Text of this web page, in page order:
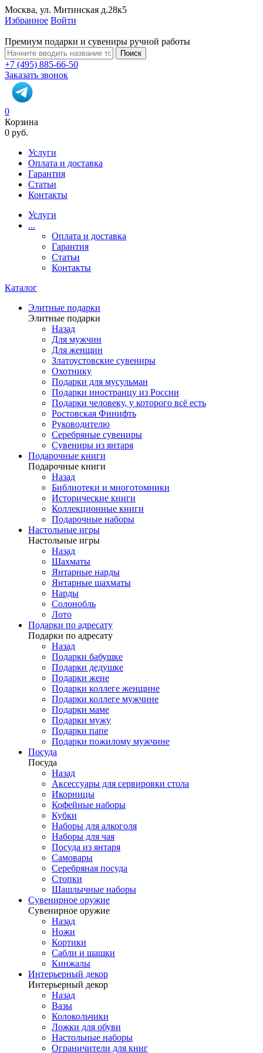
Москва, ул. Митинская д.28к5
Избранное Войти
Премиум подарки и сувениры ручной работы
Поиск
+7 (495) 885-66-50
Заказать звонок
0
Корзина
0 руб.
Услуги
Оплата и доставка
Гарантия
Статьи
Контакты
Услуги
...
Оплата и доставка
Гарантия
Статьи
Контакты
Каталог
Элитные подарки
Элитные подарки
Назад
Для мужчин
Для женщин
Златоустовские сувениры
Охотнику
Подарки для мусульман
Подарки иностранцу из России
Подарки человеку, у которого всё есть
Ростовская Финифть
Руководителю
Серебряные сувениры
Сувениры из янтаря
Подарочные книги
Подарочные книги
Назад
Библиотеки и многотомники
Исторические книги
Коллекционные книги
Подарочные наборы
Настольные игры
Настольные игры
Назад
Шахматы
Янтарные нарды
Янтарные шахматы
Нарды
Солонобль
Лото
Подарки по адресату
Подарки по адресату
Назад
Подарки бабушке
Подарки дедушке
Подарки жене
Подарки коллеге женщине
Подарки коллеге мужчине
Подарки маме
Подарки мужу
Подарки папе
Подарки пожилому мужчине
Посуда
Посуда
Назад
Аксессуары для сервировки стола
Икорницы
Кофейные наборы
Кубки
Наборы для алкоголя
Наборы для чая
Посуда из янтаря
Самовары
Серебряная посуда
Стопки
Шашлычные наборы
Сувенирное оружие
Сувенирное оружие
Назад
Ножи
Кортики
Сабли и шашки
Кинжалы
Интерьерный декор
Интерьерный декор
Назад
Вазы
Колокольчики
Ложки для обуви
Настольные наборы
Ограничители для книг